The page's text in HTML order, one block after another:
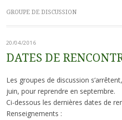
GROUPE DE DISCUSSION
20/04/2016
DATES DE
Les groupes de discussion
juin, pour reprendre en septembre.
Ci-dessous les dernières dates de
Renseignements :